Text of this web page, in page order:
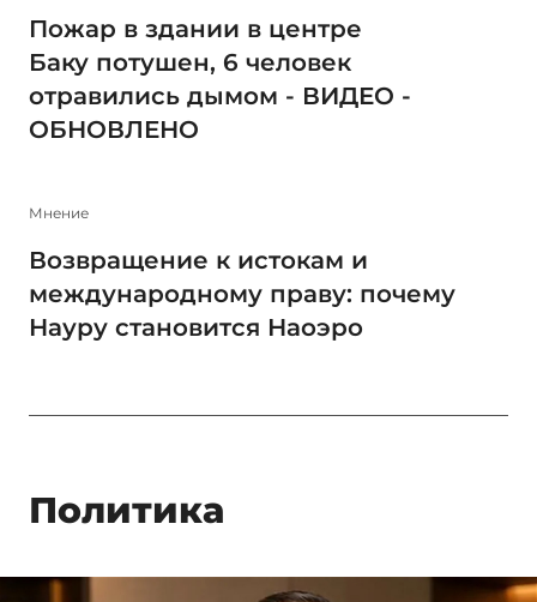
Пожар в здании в центре
Баку потушен, 6 человек
отравились дымом - ВИДЕО -
ОБНОВЛЕНО
Мнение
Возвращение к истокам и
международному праву: почему
Науру становится Наоэро
Политика